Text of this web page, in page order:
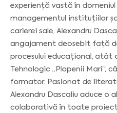
experiență vastă în domeniul
managementul instituțiilor
carierei sale, Alexandru
angajament deosebit față
procesului educațional, atât
Tehnologic „Plopenii Mari”,
formator. Pasionat de
Alexandru Dascaliu aduce o
colaborativă în toate